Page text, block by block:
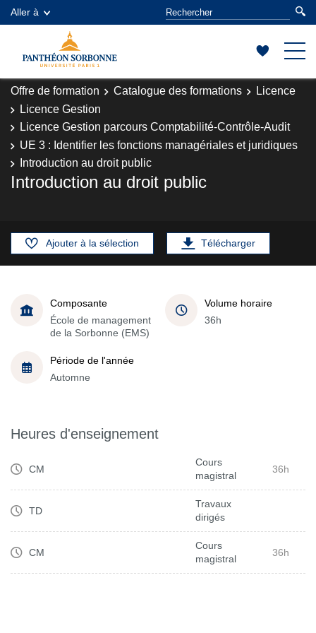
Aller à
Offre de formation Catalogue des formations
Licence
Licence Gestion
Licence Gestion parcours Comptabilité-Contrôle-Audit
UE 3 : Identifier les fonctions managériales et juridiques
Introduction au droit public
Introduction au droit public
Ajouter à la sélection Télécharger
Composante
École de management
de la Sorbonne (EMS)
Volume horaire
36h
Période de l'année
Automne
Heures d'enseignement
CM
Cours
magistral
36h
TD
Travaux
dirigés
CM
Cours
magistral
36h